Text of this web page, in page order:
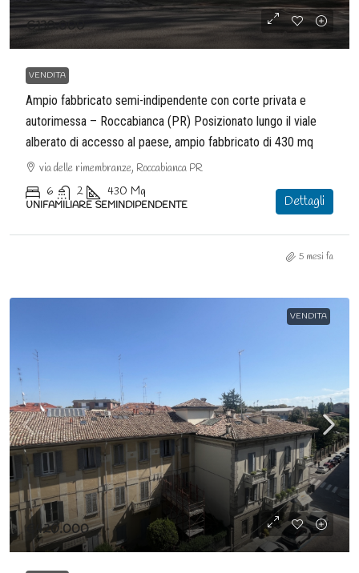
€130.000
VENDITA
Ampio fabbricato semi-indipendente con corte privata e
autorimessa – Roccabianca (PR) Posizionato lungo il viale
alberato di accesso al paese, ampio fabbricato di 430 mq
via delle rimembranze, Roccabianca PR
6 2 430 Mq
UNIFAMILIARE SEMINDIPENDENTE Dettagli
5 mesi fa
VENDITA
€420.000